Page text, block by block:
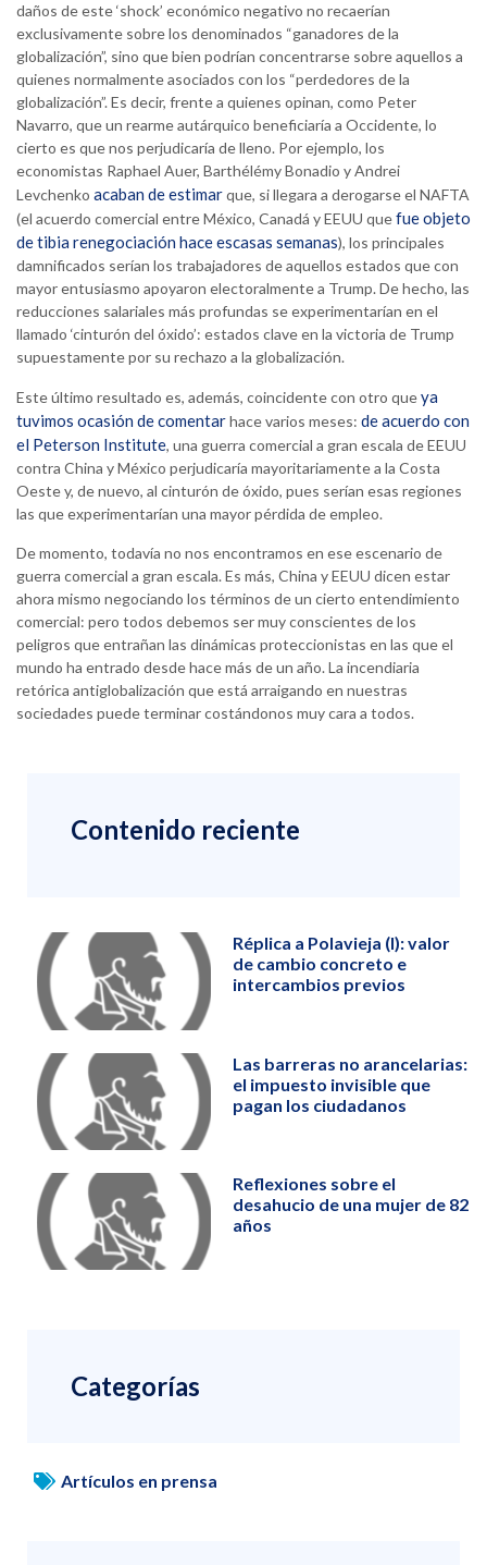
daños de este ‘shock’ económico negativo no recaerían
exclusivamente sobre los denominados “ganadores de la
globalización”, sino que bien podrían concentrarse sobre aquellos a
quienes normalmente asociados con los “perdedores de la
globalización”. Es decir, frente a quienes opinan, como Peter
Navarro, que un rearme autárquico beneficiaría a Occidente, lo
cierto es que nos perjudicaría de lleno. Por ejemplo, los
economistas Raphael Auer, Barthélémy Bonadio y Andrei
Levchenko acaban de estimarque, si llegara a derogarse el NAFTA
(el acuerdo comercial entre México, Canadá y EEUU quefue objeto
de tibia renegociación hace escasas semanas), los principales
damnificados serían los trabajadores de aquellos estados que con
mayor entusiasmo apoyaron electoralmente a Trump. De hecho, las
reducciones salariales más profundas se experimentarían en el
llamado ‘cinturón del óxido’: estados clave en la victoria de Trump
supuestamente por su rechazo a la globalización.
Este último resultado es, además, coincidente con otro queya
tuvimos ocasión de comentarhace varios meses: de acuerdo con
el Peterson Institute, una guerra comercial a gran escala de EEUU
contra China y México perjudicaría mayoritariamente a la Costa
Oeste y, de nuevo, al cinturón de óxido, pues serían esas regiones
las que experimentarían una mayor pérdida de empleo.
De momento, todavía no nos encontramos en ese escenario de
guerra comercial a gran escala. Es más, China y EEUU dicen estar
ahora mismo negociando los términos de un cierto entendimiento
comercial: pero todos debemos ser muy conscientes de los
peligros que entrañan las dinámicas proteccionistas en las que el
mundo ha entrado desde hace más de un año. La incendiaria
retórica antiglobalización que está arraigando en nuestras
sociedades puede terminar costándonos muy cara a todos.
Contenido reciente
Réplica a Polavieja (I): valor
de cambio concreto e
intercambios previos
Las barreras no arancelarias:
el impuesto invisible que
pagan los ciudadanos
Reflexiones sobre el
desahucio de una mujer de 82
años
Categorías
Artículos en prensa